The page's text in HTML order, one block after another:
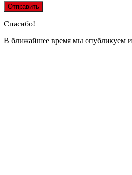
Спасибо!
В ближайшее время мы опубликуем